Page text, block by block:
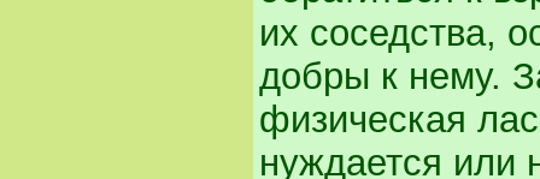
их соседства,
добры к нему.
физическая
нуждается или